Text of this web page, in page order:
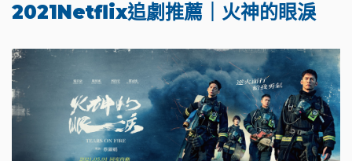
2021Netflix追劇推薦｜火神的眼淚